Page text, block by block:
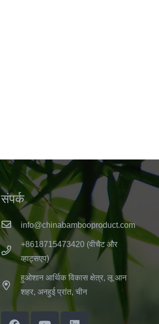
संपर्क
info@chinabambooproduct.com
+8618715473420 (वीचैट और
व्हाट्सएप)
हुओशान आर्थिक विकास क्षेत्र, लू आन
शहर, अनहुई प्रांत, चीन